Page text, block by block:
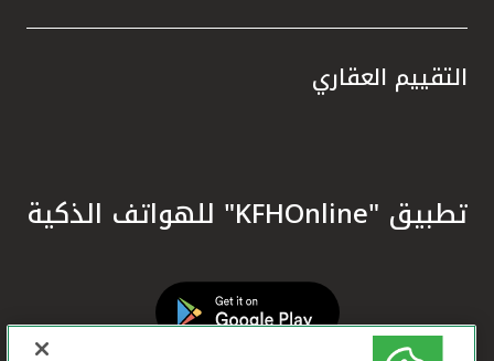
التقييم العقاري
تطبيق "KFHOnline" للهواتف الذكية